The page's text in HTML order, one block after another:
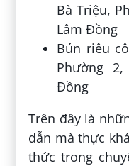
Bà Triệu,
Lâm Đồng
Bún riêu
Phường
Đồng
Trên đây là
dẫn mà thực
thức trong